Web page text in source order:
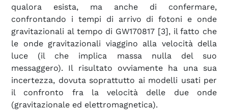
qualora esista, ma anche di confermare,
confrontando i tempi di arrivo di fotoni e onde
gravitazionali al tempo di GW170817 [3], il fatto che
le onde gravitazionali viaggino alla velocità della
luce (il che implica massa nulla del suo
messaggero). Il risultato ovviamente ha una sua
incertezza, dovuta soprattutto ai modelli usati per
il confronto fra la velocità delle due onde
(gravitazionale ed elettromagnetica).